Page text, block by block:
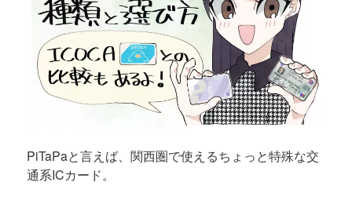
PiTaPaと言えば、関西圏で使えるちょっと特殊な交
通系ICカード。